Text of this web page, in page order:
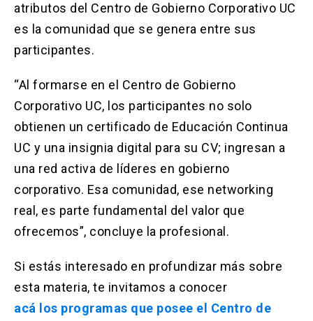
atributos del Centro de Gobierno Corporativo UC
es la comunidad que se genera entre sus
participantes.
“Al formarse en el Centro de Gobierno
Corporativo UC, los participantes no solo
obtienen un certificado de Educación Continua
UC y una insignia digital para su CV; ingresan a
una red activa de líderes en gobierno
corporativo. Esa comunidad, ese networking
real, es parte fundamental del valor que
ofrecemos”, concluye la profesional.
Si estás interesado en profundizar más sobre
esta materia, te invitamos a conocer
acá los programas que posee el Centro de